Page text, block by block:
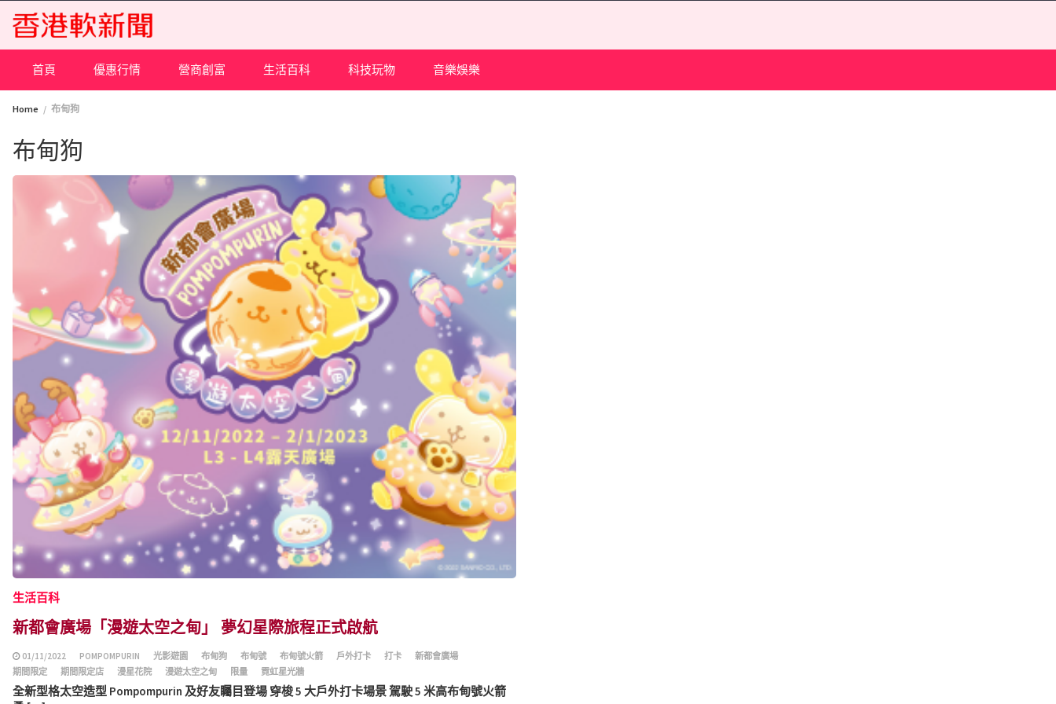
content
首頁 優惠行情 營商創富 生活百科 科技玩物 音樂娛樂
Home 布甸狗
布甸狗
生活百科
新都會廣場「漫遊太空之甸」 夢幻星際旅程正式啟航
01/11/2022 POMPOMPURIN 光影遊園 布甸狗 布甸號 布甸號火箭 戶外打卡 打卡
新都會廣場
期間限定
期間限定店 漫星花院 漫遊太空之甸 限量 霓虹星光牆
全新型格太空造型 Pompompurin 及好友矚目登場 穿梭 5 大戶外打卡場景 駕駛 5 米高布甸號火箭